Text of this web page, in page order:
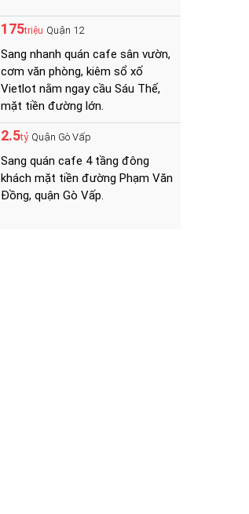
175triệu Quận 12
Sang nhanh quán cafe sân vườn,
cơm văn phòng, kiêm sổ xố
Vietlot nằm ngay cầu Sáu Thế,
mặt tiền đường lớn.
2.5tỷ Quận Gò Vấp
Sang quán cafe 4 tầng đông
khách mặt tiền đường Phạm Văn
Đồng, quận Gò Vấp.